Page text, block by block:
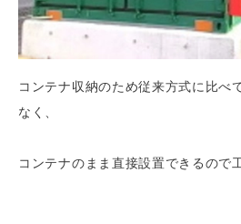
コンテナ収納のため従来方式に比べ
なく、
コンテナのまま直接設置できるので